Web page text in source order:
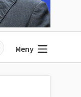
Meny